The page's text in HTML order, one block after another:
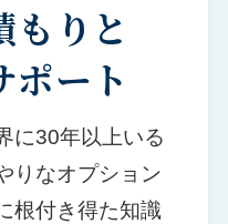
もりと
ポート
に30年以上いる
りなオプション
根付き得た知識